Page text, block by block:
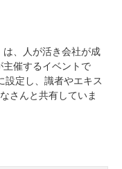
、人が活き会社が成
催するイベントで
設定し、識者やエキス
さんと共有していま